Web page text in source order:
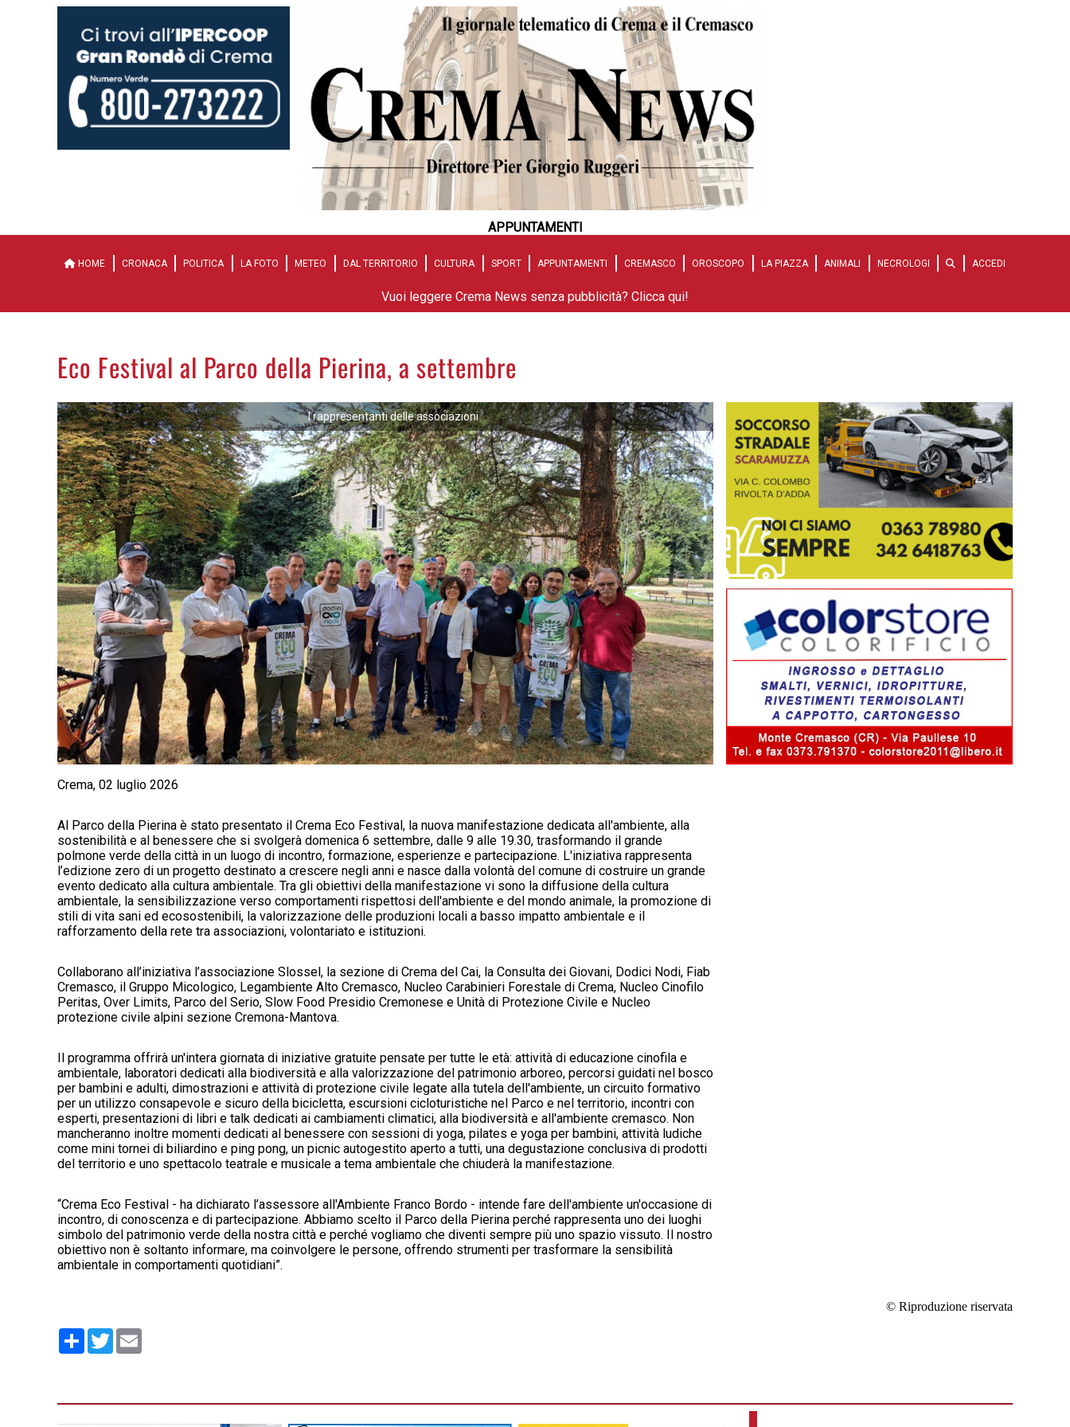
APPUNTAMENTI
HOME CRONACA POLITICA LA FOTO METEO DAL TERRITORIO CULTURA SPORT APPUNTAMENTI CREMASCO OROSCOPO LA PIAZZA ANIMALI NECROLOGI ACCEDI
Vuoi leggere Crema News senza pubblicità? Clicca qui!
Eco Festival al Parco della Pierina, a settembre
I rappresentanti delle associazioni
Crema, 02 luglio 2026
Al Parco della Pierina è stato presentato il Crema Eco Festival, la nuova manifestazione dedicata all'ambiente, alla
sostenibilità e al benessere che si svolgerà domenica 6 settembre, dalle 9 alle 19.30, trasformando il grande
polmone verde della città in un luogo di incontro, formazione, esperienze e partecipazione. L'iniziativa rappresenta
l’edizione zero di un progetto destinato a crescere negli anni e nasce dalla volontà del comune di costruire un grande
evento dedicato alla cultura ambientale. Tra gli obiettivi della manifestazione vi sono la diffusione della cultura
ambientale, la sensibilizzazione verso comportamenti rispettosi dell'ambiente e del mondo animale, la promozione di
stili di vita sani ed ecosostenibili, la valorizzazione delle produzioni locali a basso impatto ambientale e il
rafforzamento della rete tra associazioni, volontariato e istituzioni.
Collaborano all’iniziativa l’associazione Slossel, la sezione di Crema del Cai, la Consulta dei Giovani, Dodici Nodi, Fiab
Cremasco, il Gruppo Micologico, Legambiente Alto Cremasco, Nucleo Carabinieri Forestale di Crema, Nucleo Cinofilo
Peritas, Over Limits, Parco del Serio, Slow Food Presidio Cremonese e Unità di Protezione Civile e Nucleo
protezione civile alpini sezione Cremona-Mantova.
Il programma offrirà un'intera giornata di iniziative gratuite pensate per tutte le età: attività di educazione cinofila e
ambientale, laboratori dedicati alla biodiversità e alla valorizzazione del patrimonio arboreo, percorsi guidati nel bosco
per bambini e adulti, dimostrazioni e attività di protezione civile legate alla tutela dell'ambiente, un circuito formativo
per un utilizzo consapevole e sicuro della bicicletta, escursioni cicloturistiche nel Parco e nel territorio, incontri con
esperti, presentazioni di libri e talk dedicati ai cambiamenti climatici, alla biodiversità e all'ambiente cremasco. Non
mancheranno inoltre momenti dedicati al benessere con sessioni di yoga, pilates e yoga per bambini, attività ludiche
come mini tornei di biliardino e ping pong, un picnic autogestito aperto a tutti, una degustazione conclusiva di prodotti
del territorio e uno spettacolo teatrale e musicale a tema ambientale che chiuderà la manifestazione.
“Crema Eco Festival - ha dichiarato l’assessore all'Ambiente Franco Bordo - intende fare dell'ambiente un'occasione di
incontro, di conoscenza e di partecipazione. Abbiamo scelto il Parco della Pierina perché rappresenta uno dei luoghi
simbolo del patrimonio verde della nostra città e perché vogliamo che diventi sempre più uno spazio vissuto. Il nostro
obiettivo non è soltanto informare, ma coinvolgere le persone, offrendo strumenti per trasformare la sensibilità
ambientale in comportamenti quotidiani”.
© Riproduzione riservata
Condividi
Twitter